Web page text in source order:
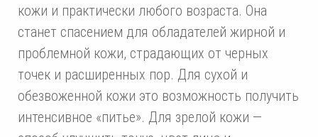
кожи и практически любого возраста. Она
станет спасением для обладателей жирной и
проблемной кожи, страдающих от черных
точек и расширенных пор. Для сухой и
обезвоженной кожи это возможность получить
интенсивное «питье». Для зрелой кожи —